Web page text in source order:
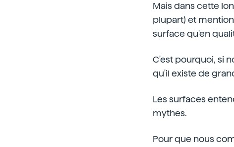
Mais dans cette
plupart) et
surface qu'en
C'est pourquoi, si
qu'il existe de
Les surfaces
mythes.
Pour que nous